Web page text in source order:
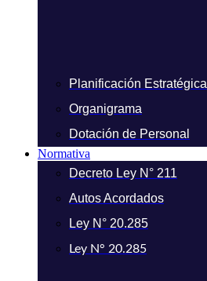
Planificación Estratégica
Organigrama
Dotación de Personal
Normativa
Decreto Ley N° 211
Autos Acordados
Ley N° 20.285
Ley N° 20.285